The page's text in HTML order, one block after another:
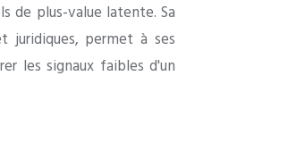
de plus-value latente. Sa
juridiques, permet à ses
les signaux faibles d'un